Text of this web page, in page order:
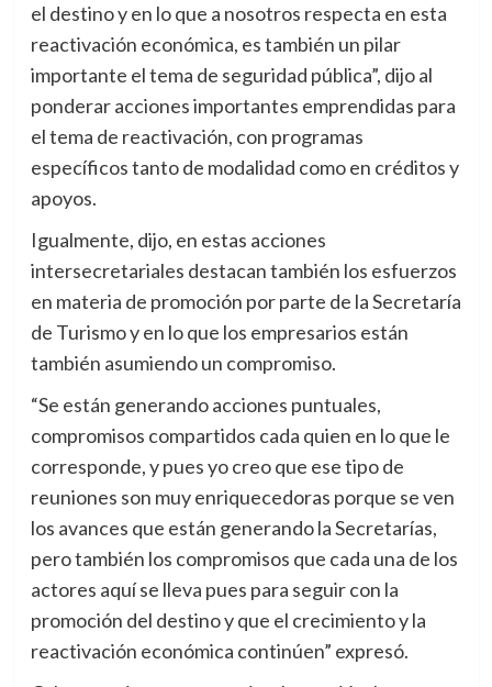
el destino y en lo que a nosotros respecta en esta
reactivación económica, es también un pilar
importante el tema de seguridad pública”, dijo al
ponderar acciones importantes emprendidas para
el tema de reactivación, con programas
específicos tanto de modalidad como en créditos y
apoyos.
Igualmente, dijo, en estas acciones
intersecretariales destacan también los esfuerzos
en materia de promoción por parte de la Secretaría
de Turismo y en lo que los empresarios están
también asumiendo un compromiso.
“Se están generando acciones puntuales,
compromisos compartidos cada quien en lo que le
corresponde, y pues yo creo que ese tipo de
reuniones son muy enriquecedoras porque se ven
los avances que están generando la Secretarías,
pero también los compromisos que cada una de los
actores aquí se lleva pues para seguir con la
promoción del destino y que el crecimiento y la
reactivación económica continúen” expresó.